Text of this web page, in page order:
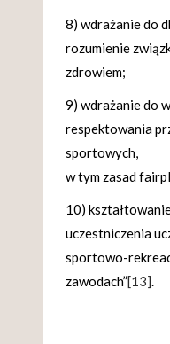
8) wdrażanie do
rozumienie
zdrowiem;
9) wdrażanie do
respektowania
sportowych,
w tym zasad
10)
uczestniczenia
sportowo-
zawodach”[13].